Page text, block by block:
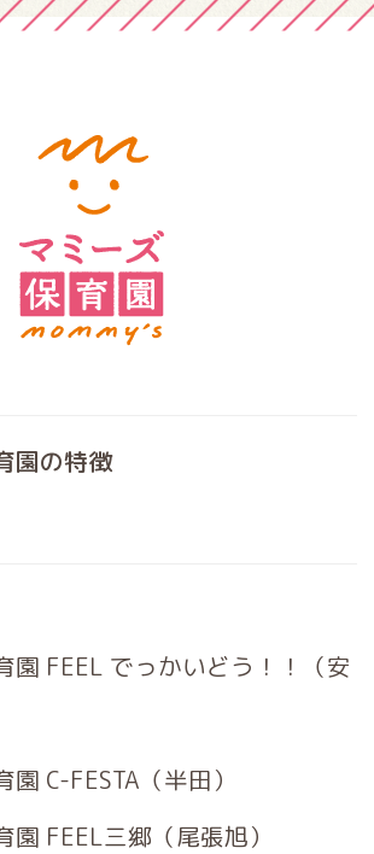
園の特徴
園 FEEL でっかいどう！！（安
C-FESTA（半田）
園 FEEL三郷（尾張旭）